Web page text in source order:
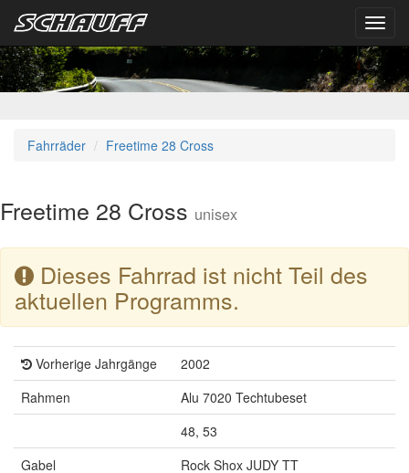
Fahrräder Freetime 28 Cross
Freetime 28 Cross unisex
Dieses Fahrrad ist nicht Teil des
aktuellen Programms.
Vorherige Jahrgänge
2002
Rahmen
Alu 7020 Techtubeset
48, 53
Gabel
Rock Shox JUDY TT